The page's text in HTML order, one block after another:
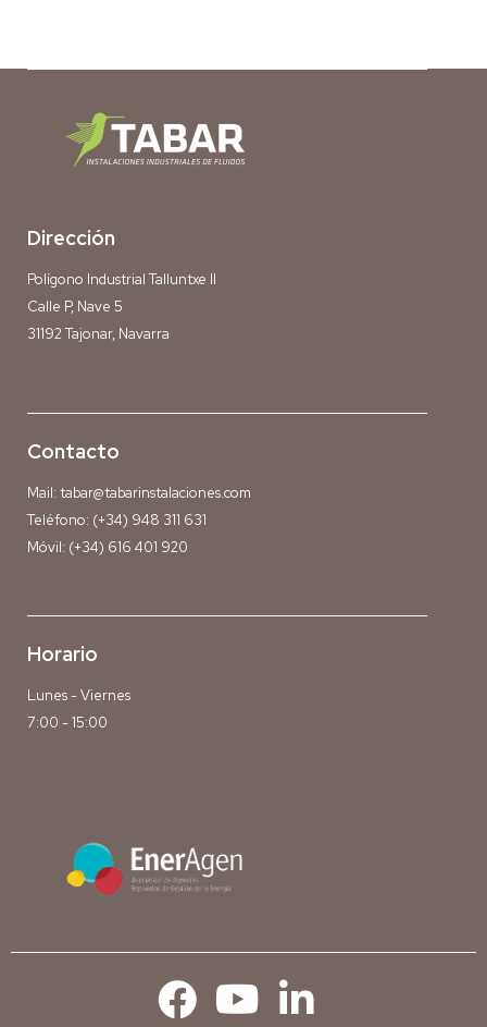
Dirección
Polígono Industrial Talluntxe II
Calle P, Nave 5
31192 Tajonar, Navarra
Contacto
Mail: tabar@tabarinstalaciones.com
Teléfono: (+34) 948 311 631
Móvil: (+34) 616 401 920
Horario
Lunes - Viernes
7:00 - 15:00